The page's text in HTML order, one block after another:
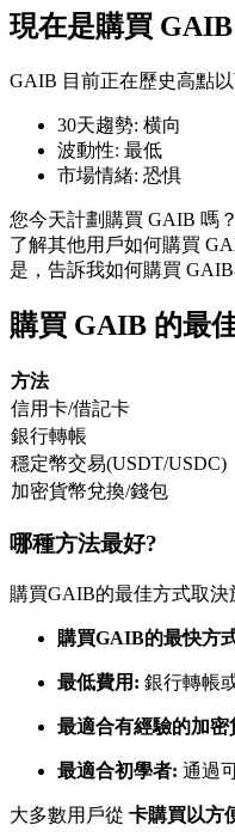
幣本位永續
以數字貨幣為保證
TradFi
USDC永續
多種以USDC結算的
跟單
與頂尖交易專家同行
現在是購買
GAIB 目前正在歷史高點
30天趨勢: 横向
波動性: 最低
市場情緒: 恐惧
您今天計劃購買 GAIB 嗎？
了解其他用戶如何購買
是，告訴我如何購買 GAIB
購買 GAIB 的最
方法
信用卡/借記卡
銀行轉帳
穩定幣交易(USDT/USDC)
加密貨幣兌換/錢包
哪種方法最好?
購買GAIB的最佳方式取決
購買GAIB的最快方
最低費用: 銀行轉帳
最適合有經驗的加密
最適合初學者: 通過
大多數用戶從 卡購買以方